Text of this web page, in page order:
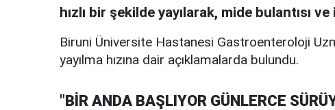
hızlı bir şekilde yayılarak, mide bulantısı
Biruni Üniversite Hastanesi Gastroenteroloji
yayılma hızına dair açıklamalarda bulundu.
"BİR ANDA BAŞLIYOR GÜNLERCE